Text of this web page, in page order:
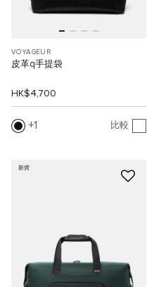
VOYAGEUR
皮革q手提袋
HK$4,700
1 比較
新貨